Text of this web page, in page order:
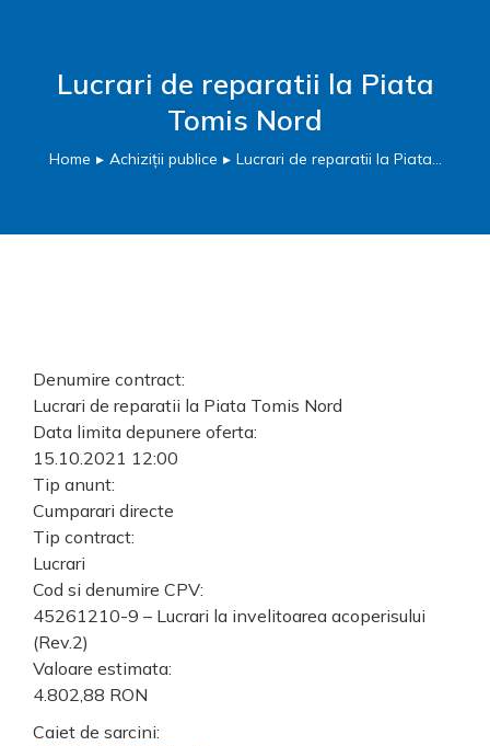
Lucrari de reparatii la Piata
Tomis Nord
You are here:
Home Achiziții publice Lucrari de reparatii la Piata…
Denumire contract:
Lucrari de reparatii la Piata Tomis Nord
Data limita depunere oferta:
15.10.2021 12:00
Tip anunt:
Cumparari directe
Tip contract:
Lucrari
Cod si denumire CPV:
45261210-9 – Lucrari la invelitoarea acoperisului
(Rev.2)
Valoare estimata:
4.802,88 RON
Caiet de sarcini: